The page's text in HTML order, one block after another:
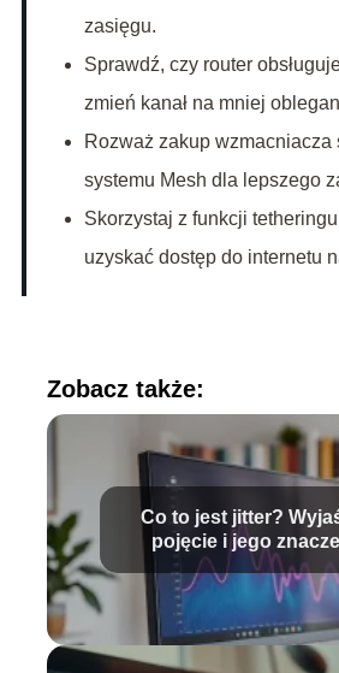
zasięgu.
Sprawdź, czy router
zmień kanał na mniej
Rozważ zakup wzmacniacza
systemu Mesh dla lepszego
Skorzystaj z funkcji
uzyskać dostęp do internetu
Zobacz także:
Co to jest jitter?
pojęcie i jego
internecie